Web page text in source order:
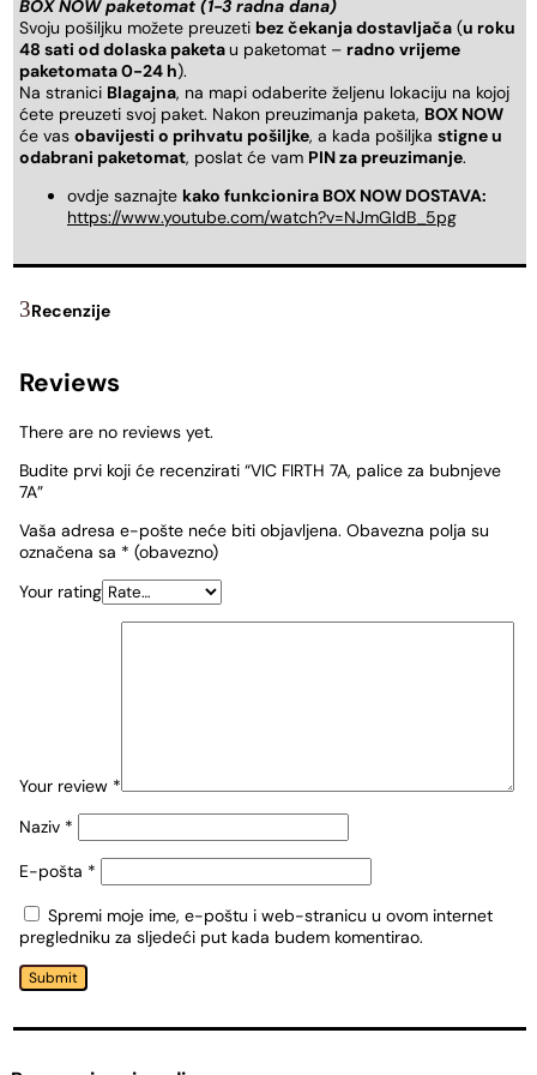
BOX NOW paketomat (1-3 radna dana)
Svoju pošiljku možete preuzeti bez čekanja dostavljača (u roku
48 sati od dolaska paketau paketomat – radno vrijeme
paketomata 0-24 h).
Na stranici Blagajna, na mapi odaberite željenu lokaciju na kojoj
ćete preuzeti svoj paket. Nakon preuzimanja paketa, BOX NOW
će vas obavijesti o prihvatu pošiljke, a kada pošiljka stigne u
odabrani paketomat, poslat će vam PIN za preuzimanje.
ovdje saznajte kako funkcionira BOX NOW DOSTAVA:
https://www.youtube.com/watch?v=NJmGldB_5pg
Recenzije
Reviews
There are no reviews yet.
Budite prvi koji će recenzirati “VIC FIRTH 7A, palice za bubnjeve
7A”
Vaša adresa e-pošte neće biti objavljena. Obavezna polja su
označena sa * (obavezno)
Your rating
Your review *
Naziv *
E-pošta *
Spremi moje ime, e-poštu i web-stranicu u ovom internet
pregledniku za sljedeći put kada budem komentirao.
Submit